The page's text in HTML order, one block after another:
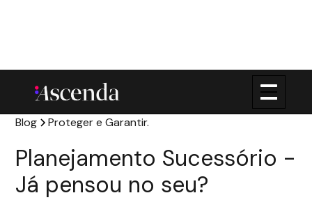
Blog Proteger e Garantir.
Planejamento Sucessório -
Já pensou no seu?